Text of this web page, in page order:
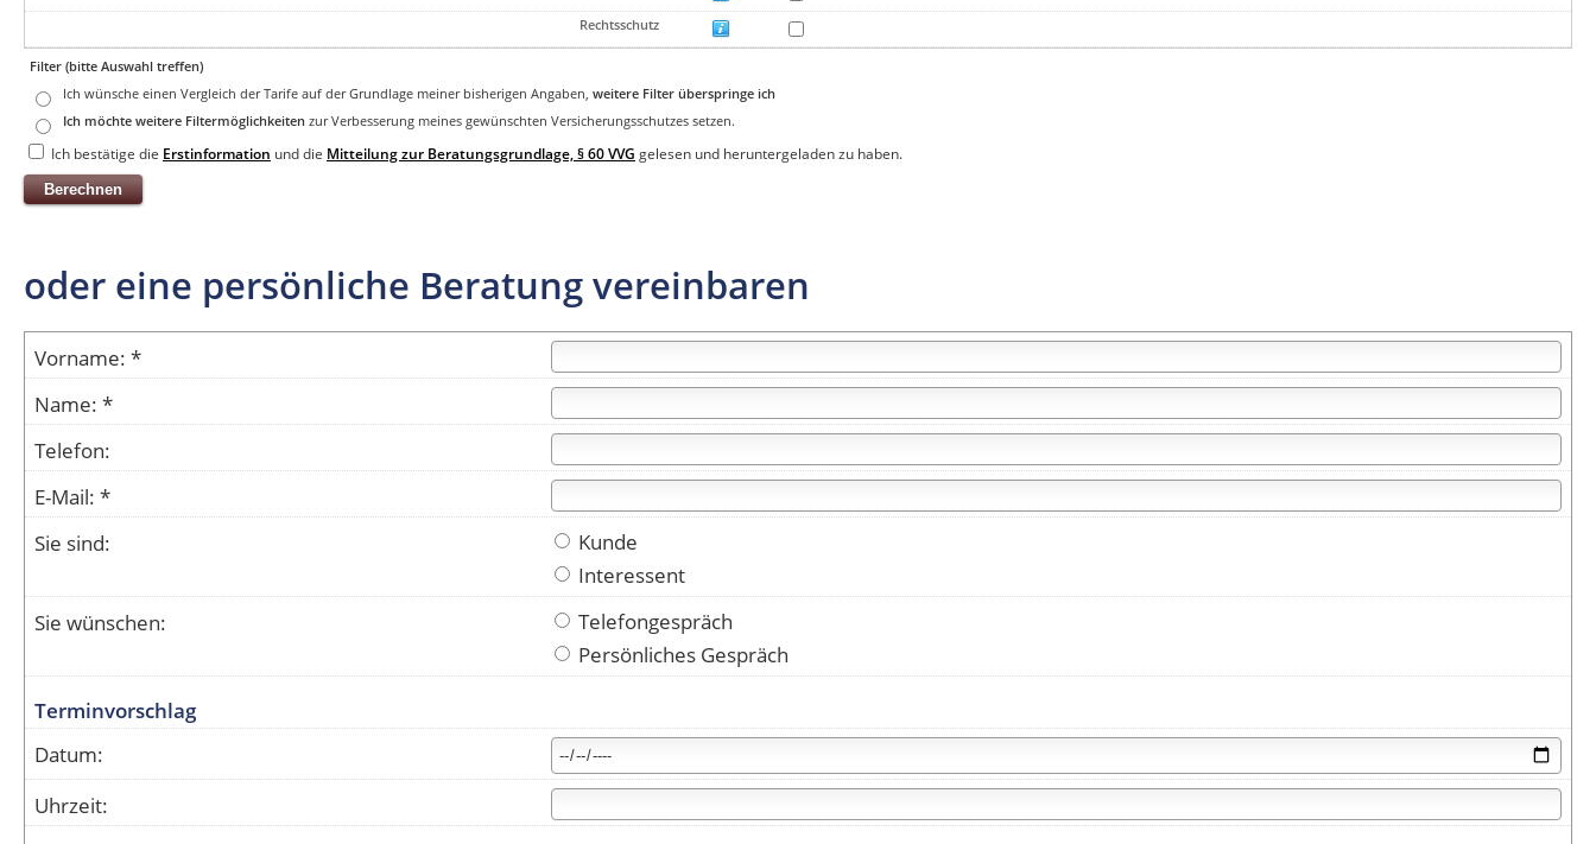
Rechtsschutz
Filter (bitte Auswahl treffen)
Ich wünsche einen Vergleich der Tarife auf der Grundlage meiner bisherigen Angaben, weitere Filter überspringe ich
Ich möchte weitere Filtermöglichkeiten zur Verbesserung meines gewünschten Versicherungsschutzes setzen.
Ich bestätige die Erstinformation und die Mitteilung zur Beratungsgrundlage, § 60 VVG gelesen und heruntergeladen zu haben.
oder eine persönliche Beratung vereinbaren
Vorname: *
Name: *
Telefon:
E-Mail: *
Sie sind:
Kunde
Interessent
Sie wünschen:
Telefongespräch
Persönliches Gespräch
Terminvorschlag
Datum:
Uhrzeit: